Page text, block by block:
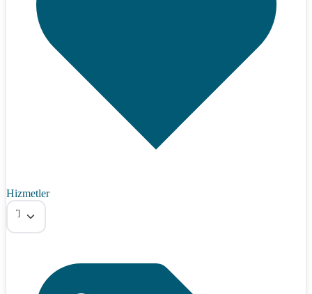
Hizmetler
Tümü